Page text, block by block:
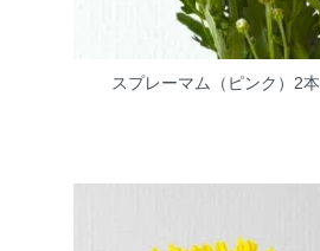
スプレーマム（ピンク）2本